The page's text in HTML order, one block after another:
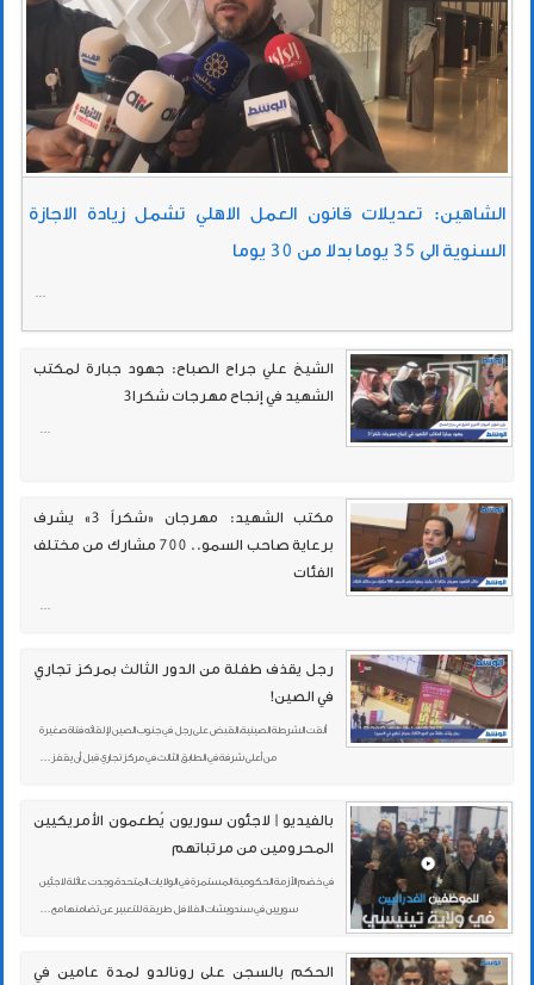
الشاهين: تعديلات قانون العمل الاهلي تشمل زيادة الاجازة
السنوية الى 35 يوما بدلا من 30 يوما
الشيخ علي جراح الصباح: جهود جبارة لمكتب
الشهيد في إنجاح مهرجات شكرا3
مكتب الشهيد: مهرجان «شكراً 3» يشرف
برعاية صاحب السمو.. 700 مشارك من مختلف
الفئات
رجل يقذف طفلة من الدور الثالث بمركز تجاري
في الصين!
ألقت الشرطة الصينية، القبض على رجل في جنوب الصين لإلقائه فتاة صغيرة
من أعلى شرفة في الطابق الثالث في مركز تجاري قبل أن يقفز ...
بالفيديو | لاجئون سوريون يُطعمون الأمريكيين
المحرومين من مرتباتهم
في خضم الأزمة الحكومية المستمرة في الولايات المتحدة، وجدت عائلة لاجئين
سوريين في سندويشات الفلافل طريقة للتعبير عن تضامنها مع ...
الحكم بالسجن على رونالدو لمدة عامين في